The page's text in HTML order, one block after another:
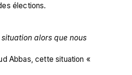
élections.
alors que nous
Abbas, cette situation «